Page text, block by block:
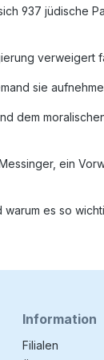
937 jüdische
verweigert
sie
dem
ein
es so
Information
Filialen